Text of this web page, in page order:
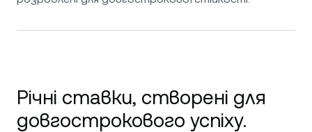
Річні ставки, створені для
довгострокового успіху.